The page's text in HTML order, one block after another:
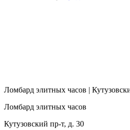
Ломбард элитных часов |
Ломбард элитных часов
Кутузовский пр-т, д. 30